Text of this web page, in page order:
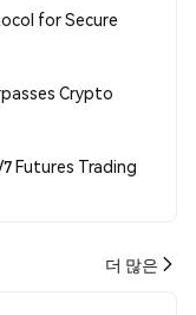
for Secure
Crypto
Futures Trading
더 많은